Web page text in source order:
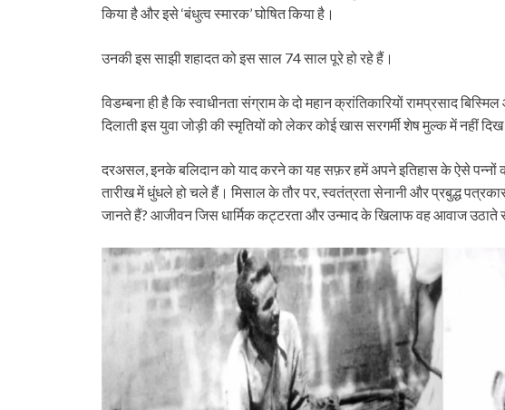
किया है और इसे ‘बंधुत्व स्मारक’ घोषित किया है।
उनकी इस साझी शहादत को इस साल 74 साल पूरे हो रहे हैं।
विडम्बना ही है कि स्वाधीनता संग्राम के दो महान क्रांतिकारियों रामप्रसाद
दिलाती इस युवा जोड़ी की स्मृतियों को लेकर कोई खास सरगर्मी शेष मुल्क में नहीं
दरअसल, इनके बलिदान को याद करने का यह सफ़र हमें अपने इतिहास के ऐसे
तारीख में धुंधले हो चले हैं। मिसाल के तौर पर, स्वतंत्रता सेनानी और प्रबुद्ध
जानते हैं? आजीवन जिस धार्मिक कट्टरता और उन्माद के खिलाफ वह आवाज उठाते